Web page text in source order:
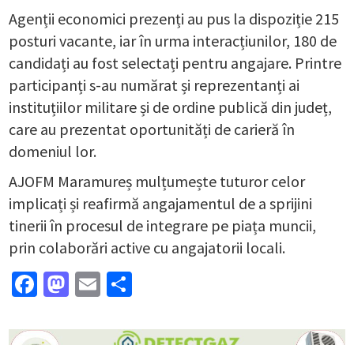
Agenții economici prezenți au pus la dispoziție 215
posturi vacante, iar în urma interacțiunilor, 180 de
candidați au fost selectați pentru angajare. Printre
participanți s-au numărat și reprezentanți ai
instituțiilor militare și de ordine publică din județ,
care au prezentat oportunități de carieră în
domeniul lor.
AJOFM Maramureș mulțumește tuturor celor
implicați și reafirmă angajamentul de a sprijini
tinerii în procesul de integrare pe piața muncii,
prin colaborări active cu angajatorii locali.
Facebook
Mastodon
Email